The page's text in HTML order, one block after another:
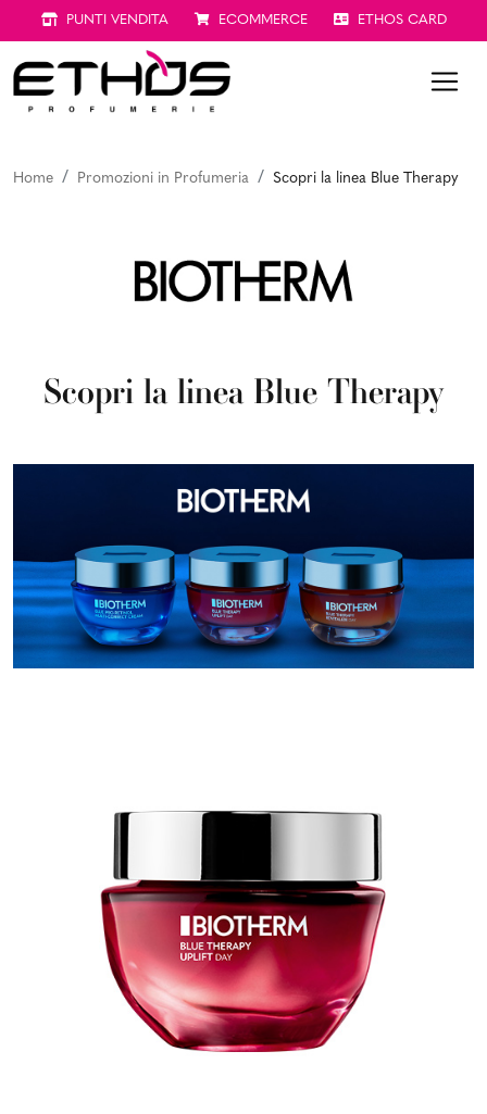
PUNTI VENDITA ECOMMERCE ETHOS CARD
Home Promozioni in Profumeria Scopri la linea Blue Therapy
Scopri la linea Blue Therapy